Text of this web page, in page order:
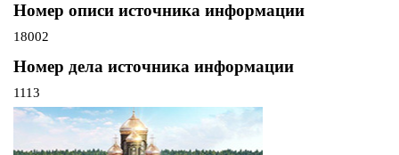
Номер описи источника информации
18002
Номер дела источника информации
1113